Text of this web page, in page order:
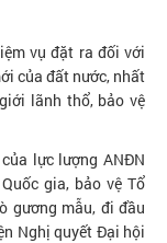
vụ đặt ra đối với
của đất nước, nhất
lãnh thổ, bảo vệ
lực lượng ANĐN
gia, bảo vệ Tổ
gương mẫu, đi đầu
Nghị quyết Đại hội